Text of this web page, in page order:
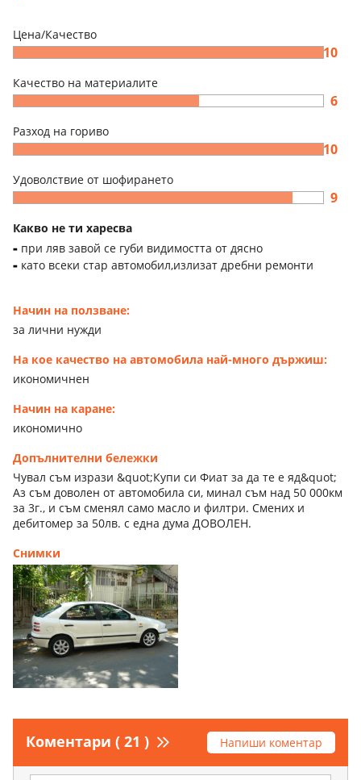
Цена/Качество
10
Качество на материалите
6
Разход на гориво
10
Удоволствие от шофирането
9
Какво не ти харесва
при ляв завой се губи видимостта от дясно
като всеки стар автомобил,излизат дребни ремонти
Начин на ползване:
за лични нужди
На кое качество на автомобила най-много държиш:
икономичнен
Начин на каране:
икономично
Допълнителни бележки
Чувал съм изрази &quot;Купи си Фиат за да те е яд&quot;
Аз съм доволен от автомобила си, минал съм над 50 000км
за 3г., и съм сменял само масло и филтри. Смених и
дебитомер за 50лв. с една дума ДОВОЛЕН.
Снимки
Коментари ( 21 ) Напиши коментар